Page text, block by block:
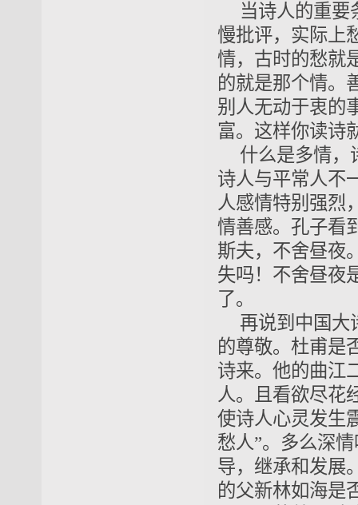
当诗人的重要
慢批评，实际上
情，古时的愁就
的就是那个情。
别人无动于衷的
富。这样你读诗
什么是多情，
诗人与平常人不
人感情特别强烈
情善感。孔子看
斯夫，不舍昼夜
失吗！不舍昼夜
了。
再说到中国大
的尊敬。杜甫是
诗来。他的曲江
人。且看欲尽
使诗人心灵发生
愁人”。多么深
导，继承和发展
的父新林如海是